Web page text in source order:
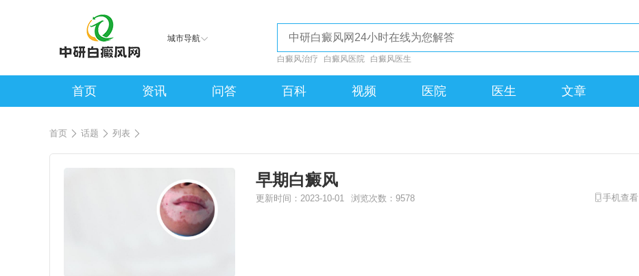
城市导航
白癜风治疗 白癜风医院 白癜风医生
首页 资讯 问答 百科 视频 医院 医生 文章
首页 话题 列表
早期白癜风
更新时间：2023-10-01 浏览次数：9578 手机查看